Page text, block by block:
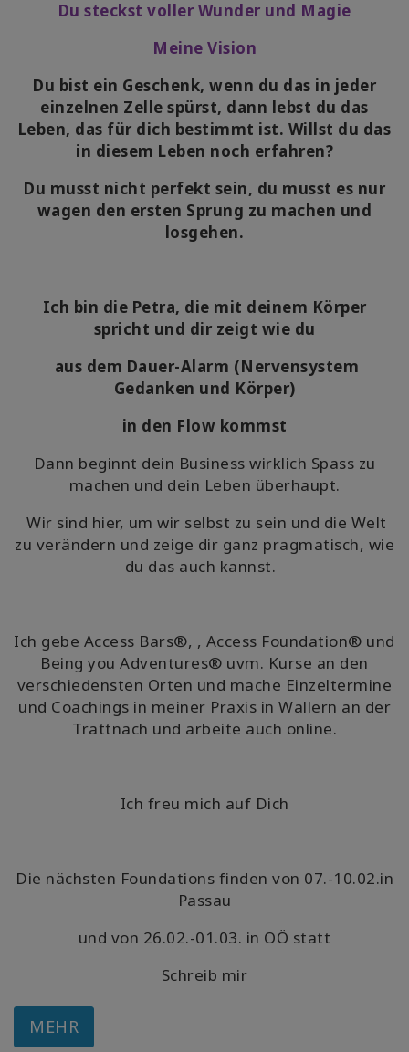
Du steckst voller Wunder und Magie
Meine Vision
Du bist ein Geschenk, wenn du das in jeder
einzelnen Zelle spürst, dann lebst du das
Leben, das für dich bestimmt ist. Willst du das
in diesem Leben noch erfahren?
Du musst nicht perfekt sein, du musst es nur
wagen den ersten Sprung zu machen und
losgehen.
Ich bin die Petra, die mit deinem Körper
spricht und dir zeigt wie du
aus dem Dauer-Alarm (Nervensystem
Gedanken und Körper)
in den Flow kommst
Dann beginnt dein Business wirklich Spass zu
machen und dein Leben überhaupt.
Wir sind hier, um wir selbst zu sein und die Welt
zu verändern und zeige dir ganz pragmatisch, wie
du das auch kannst.
Ich gebe Access Bars®, , Access Foundation® und
Being you Adventures® uvm. Kurse an den
verschiedensten Orten und mache Einzeltermine
und Coachings in meiner Praxis in Wallern an der
Trattnach und arbeite auch online.
Ich freu mich auf Dich
Die nächsten Foundations finden von 07.-10.02.in
Passau
und von 26.02.-01.03. in OÖ statt
Schreib mir
MEHR